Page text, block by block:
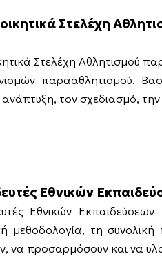
Στελέχη
Στελέχη Αθλητισμού
παρααθλητισμού.
ανάπτυξη, τον σχεδιασμό,
Εθνικών
Εθνικών
μεθοδολογία, τη
να προσαρμόσουν και να